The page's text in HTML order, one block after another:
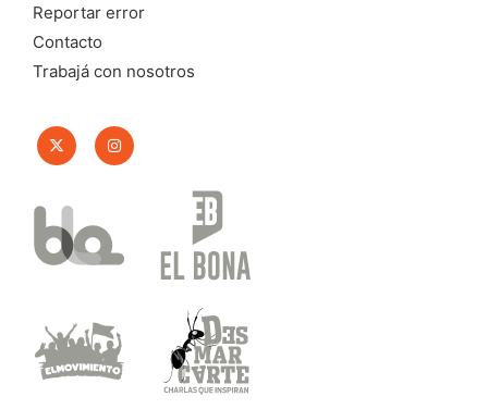
Reportar error
Contacto
Trabajá con nosotros